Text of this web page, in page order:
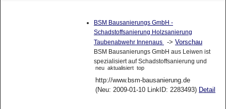
BSM Bausanierungs GmbH -
Schadstoffsanierung Holzsanierung
Taubenabwehr Innenaus
-> Vorschau
BSM Bausanierungs GmbH aus Leiwen ist
spezialisiert auf Schadstoffsanierung und
neu aktualisiert top
http://www.bsm-bausanierung.de
(Neu: 2009-01-10 LinkID: 2283493) Detail